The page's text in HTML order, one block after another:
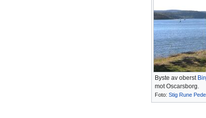
Byste av oberst
mot Oscarsborg.
Foto: Stig Rune